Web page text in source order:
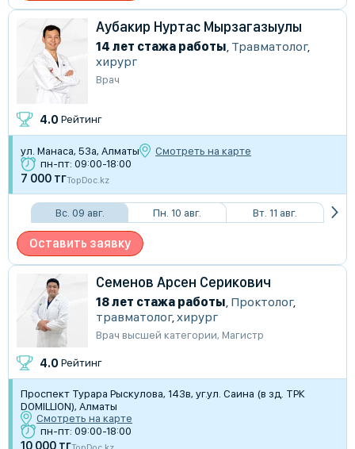
Аубакир Нуртас Мырзагазыулы
14 лет стажа работы Травматолог,
хирург
Врач
4.0 Рейтинг
ул. Манаса, 53а, Алматы
Смотреть на карте
пн-пт: 09:00-18:00
7 000 тгTopDoc.kz
Вс. 09 авг. Пн. 10 авг. Вт. 11 авг.
Оставить заявку
Семенов Арсен Серикович
18 лет стажа работы Проктолог,
травматолог, хирург
Врач высшей категории, Магистр
4.0 Рейтинг
Проспект Турара Рыскулова, 143в, уг.ул. Саина (в зд. ТРК
DOMILLION), Алматы
Смотреть на карте
пн-пт: 09:00-18:00
10 000 тг